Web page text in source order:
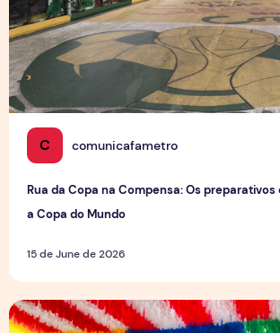
C comunicafametro
Rua da Copa na Compensa: Os preparativos
a Copa do Mundo
15 de June de 2026
O povo brasileiro e o futebol: